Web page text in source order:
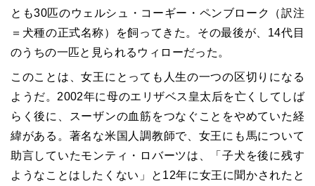
とも30匹のウェルシュ・コーギー・ペンブローク（訳注
＝犬種の正式名称）を飼ってきた。その最後が、 14代目
のうちの一匹と見られるウィローだった。
このことは、女王にとっても人生の一つの区切りになる
ようだ。 2002年に母のエリザベス皇太后を亡くしてしば
らく後に、スーザンの血筋をつなぐことをやめていた経
緯がある。著名な米国人調教師で、女王にも馬について
助言していたモンティ・ロバーツは、「子犬を後に残す
ようなことはしたくない」と 12年に女王に聞かされたと